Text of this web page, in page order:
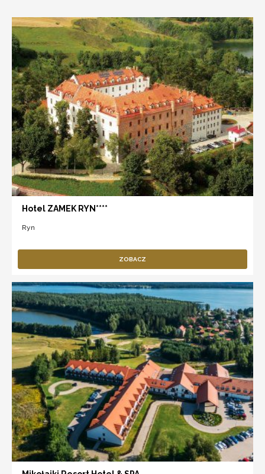
Hotel ZAMEK RYN****
Ryn
ZOBACZ